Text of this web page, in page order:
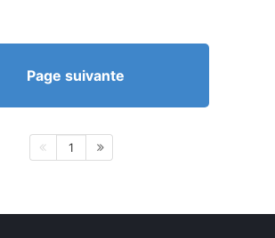
Page suivante
1